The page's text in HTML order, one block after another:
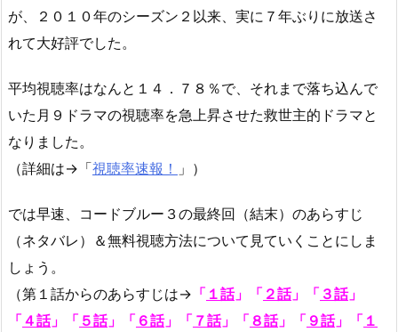
が、２０１０年のシーズン２以来、実に７年ぶりに放送さ
れて大好評でした。
平均視聴率はなんと１４．７８％で、それまで落ち込んで
いた月９ドラマの視聴率を急上昇させた救世主的ドラマと
なりました。
（詳細は→「視聴率速報！ 」）
では早速、コードブルー３の最終回（結末）のあらすじ
（ネタバレ）＆無料視聴方法について見ていくことにしま
しょう。
（第１話からのあらすじは→ 「 １話」「 ２話」「 ３話」
「 ４話」「 ５話」「 ６話」「 ７話」「 ８話」「 ９話」 「 １